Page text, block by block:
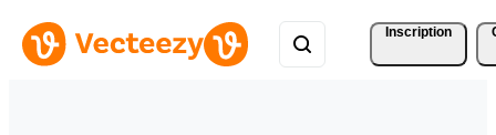
Inscription